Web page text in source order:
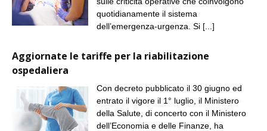
quotidianamente il sistema
dell’emergenza-urgenza. Si [...]
Aggiornate le tariffe per la riabilitazione
ospedaliera
Con decreto pubblicato il 30 giugno ed
entrato il vigore il 1° luglio, il Ministero
della Salute, di concerto con il Ministero
dell’Economia e delle Finanze, ha